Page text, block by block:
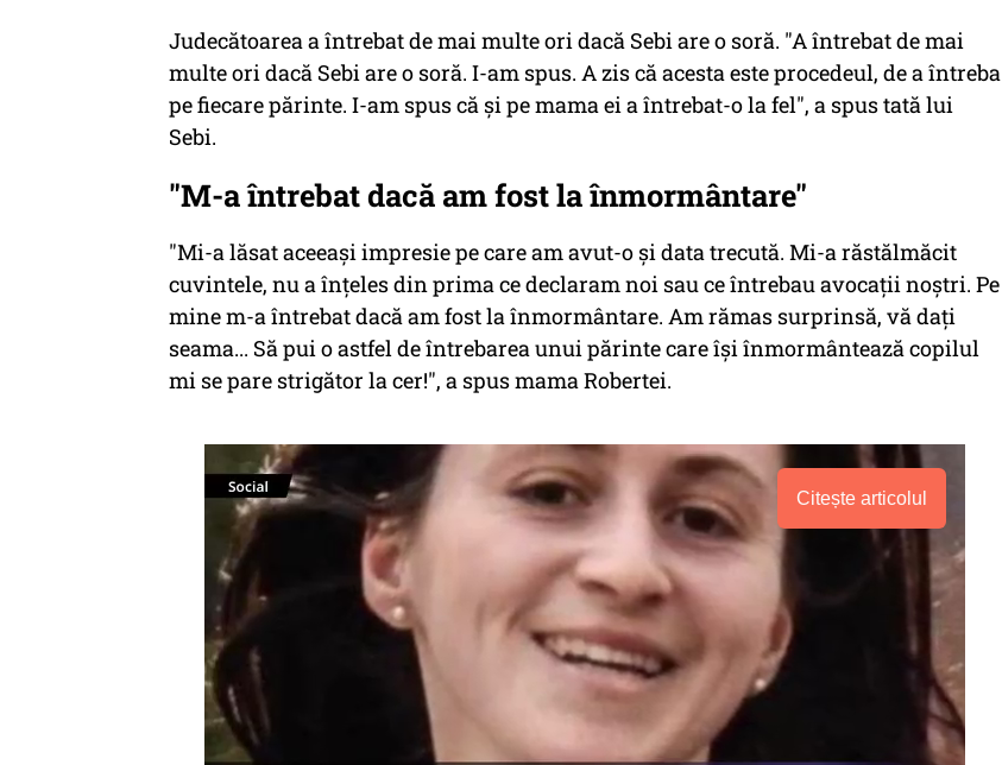
Judecătoarea a întrebat de mai multe ori dacă Sebi are o soră. "A întrebat de mai
multe ori dacă Sebi are o soră. I-am spus. A zis că acesta este procedeul, de a întreba
pe fiecare părinte. I-am spus că şi pe mama ei a întrebat-o la fel", a spus tată lui
Sebi.
"M-a întrebat dacă am fost la înmormântare"
"Mi-a lăsat aceeaşi impresie pe care am avut-o şi data trecută. Mi-a răstălmăcit
cuvintele, nu a înţeles din prima ce declaram noi sau ce întrebau avocaţii noştri. Pe
mine m-a întrebat dacă am fost la înmormântare. Am rămas surprinsă, vă daţi
seama... Să pui o astfel de întrebarea unui părinte care îşi înmormântează copilul
mi se pare strigător la cer!", a spus mama Robertei.
Citește articolul